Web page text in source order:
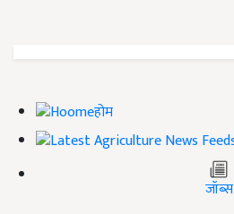
होम
जॉब्स